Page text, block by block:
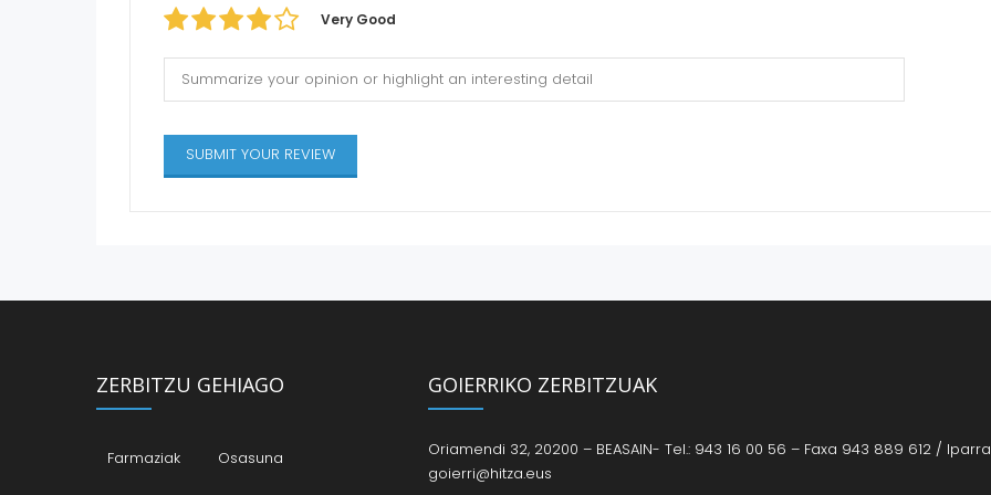
Very Good
ZERBITZU GEHIAGO
Farmaziak
Osasuna
GOIERRIKO ZERBITZUAK
Oriamendi 32, 20200 – BEASAIN- Tel.: 943 16 00 56 – Faxa 943 889 612 /
goierri@hitza.eus